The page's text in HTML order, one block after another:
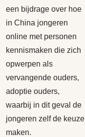
een bijdrage over hoe
in China jongeren
online met personen
kennismaken die zich
opwerpen als
vervangende ouders,
adoptie ouders,
waarbij in dit geval de
jongeren zelf de keuze
maken.